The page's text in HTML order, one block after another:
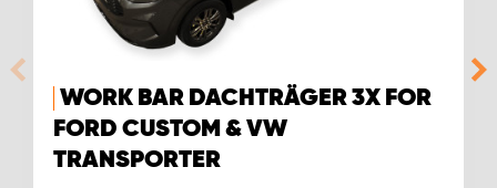
WORK BAR DACHTRÄGER 3X FOR
FORD CUSTOM & VW
TRANSPORTER